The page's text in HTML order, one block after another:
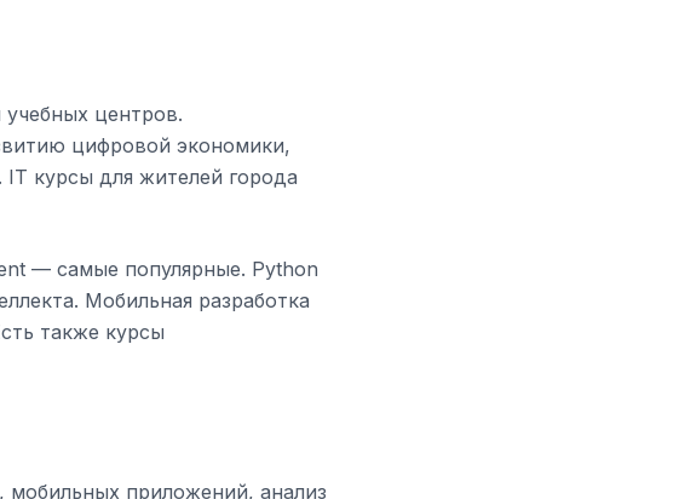
центров.
цифровой экономики,
курсы для жителей города
— самые популярные. Python
Мобильная разработка
также курсы
мобильных приложений, анализ